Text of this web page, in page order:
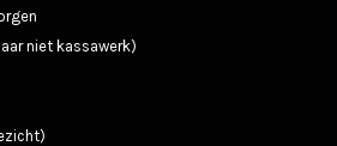
niet kassawerk)